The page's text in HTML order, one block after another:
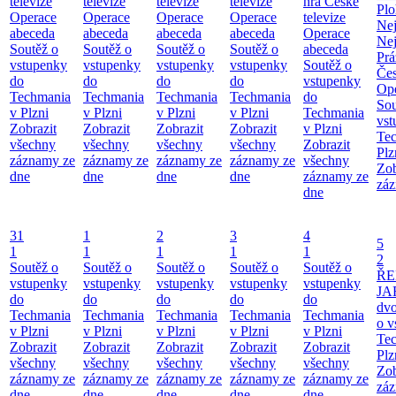
Operace
abeceda
Soutěž o
vstupenky
do
Techmania
v Plzni
Zobrazit
všechny
záznamy ze
dne
Operace
abeceda
Soutěž o
vstupenky
do
Techmania
v Plzni
Zobrazit
všechny
záznamy ze
dne
Operace
abeceda
Soutěž o
vstupenky
do
Techmania
v Plzni
Zobrazit
všechny
záznamy ze
dne
Operace
abeceda
Soutěž o
vstupenky
do
Techmania
v Plzni
Zobrazit
všechny
záznamy ze
dne
televize
Operace
abeceda
Soutěž o
vstupenky
do
Techmania
v Plzni
Zobrazit
všechny
záznamy ze
dne
31
1
Soutěž o
vstupenky
do
Techmania
v Plzni
Zobrazit
všechny
záznamy ze
1
1
Soutěž o
vstupenky
do
Techmania
v Plzni
Zobrazit
všechny
záznamy ze
2
1
Soutěž o
vstupenky
do
Techmania
v Plzni
Zobrazit
všechny
záznamy ze
3
1
Soutěž o
vstupenky
do
Techmania
v Plzni
Zobrazit
všechny
záznamy ze
4
1
Soutěž o
vstupenky
do
Techmania
v Plzni
Zobrazit
všechny
záznamy ze
5
2
o